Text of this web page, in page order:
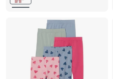
134/140